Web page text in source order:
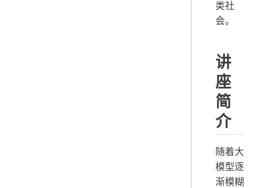
类社
会。
讲
座
简
介
随着大
模型逐
渐模糊